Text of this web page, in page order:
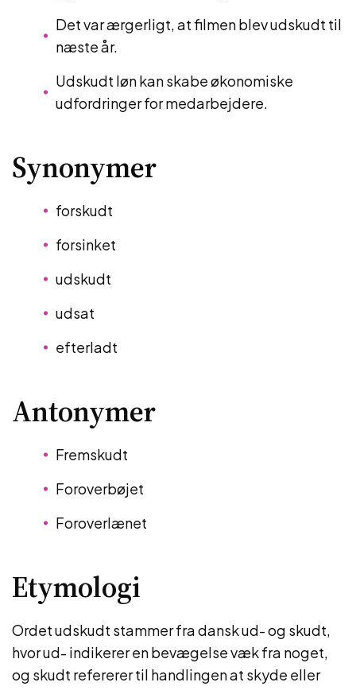
Det var ærgerligt, at filmen blev udskudt til
næste år.
Udskudt løn kan skabe økonomiske
udfordringer for medarbejdere.
Synonymer
forskudt
forsinket
udskudt
udsat
efterladt
Antonymer
Fremskudt
Foroverbøjet
Foroverlænet
Etymologi
Ordet udskudt stammer fra dansk ud- og skudt,
hvor ud- indikerer en bevægelse væk fra noget,
og skudt refererer til handlingen at skyde eller